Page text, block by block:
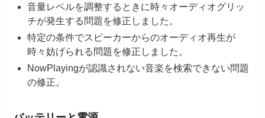
音量レベルを調整するときに時々オーディオグリッ
チが発生する問題を修正しました。
特定の条件でスピーカーからのオーディオ再生が
時々妨げられる問題を修正しました。
NowPlayingが認識されない音楽を検索できない問題
の修正。